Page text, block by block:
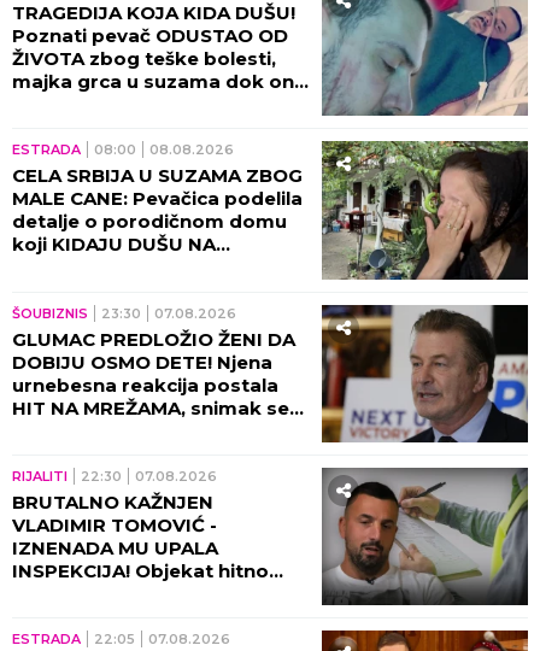
TRAGEDIJA KOJA KIDA DUŠU!
Poznati pevač ODUSTAO OD
ŽIVOTA zbog teške bolesti,
majka grca u suzama dok on
ESTRADA 08:00 08.08.2026
CELA SRBIJA U SUZAMA ZBOG
MALE CANE: Pevačica podelila
detalje o porodičnom domu
koji KIDAJU DUŠU NA
ŠOUBIZNIS 23:30 07.08.2026
GLUMAC PREDLOŽIO ŽENI DA
DOBIJU OSMO DETE! Njena
urnebesna reakcija postala
HIT NA MREŽAMA, snimak se
RIJALITI 22:30 07.08.2026
BRUTALNO KAŽNJEN
VLADIMIR TOMOVIĆ -
IZNENADA MU UPALA
INSPEKCIJA! Objekat hitno
ESTRADA 22:05 07.08.2026